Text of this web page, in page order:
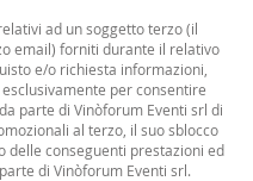
ad un soggetto terzo (il
email) forniti durante il relativo
e/o richiesta informazioni,
per consentire
parte di Vinòforum Eventi srl di
al terzo, il suo sblocco
delle conseguenti prestazioni ed
di Vinòforum Eventi srl.